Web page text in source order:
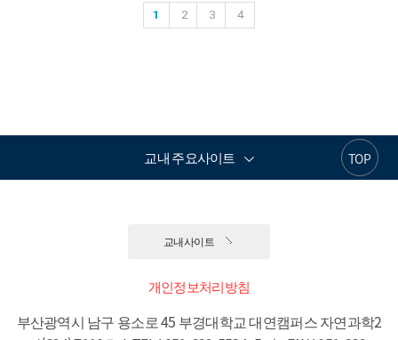
1 2 3 4
TOP
교내 주요사이트
교내사이트
개인정보처리방침
부산광역시 남구 용소로 45 부경대학교 대연캠퍼스 자연과학2